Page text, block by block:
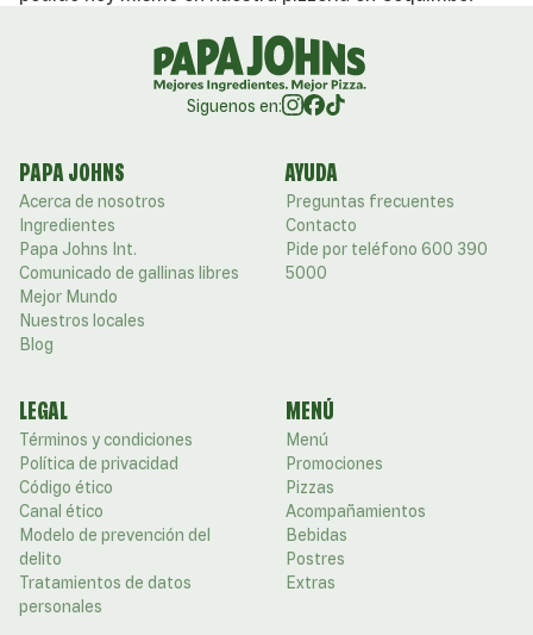
Siguenos en:
PAPA JOHNS
Acerca de nosotros
Ingredientes
Papa Johns Int.
Comunicado de gallinas libres
Mejor Mundo
Nuestros locales
Blog
AYUDA
Preguntas frecuentes
Contacto
Pide por teléfono 600 390
5000
LEGAL
Términos y condiciones
Política de privacidad
Código ético
Canal ético
Modelo de prevención del
delito
Tratamientos de datos
personales
MENÚ
Menú
Promociones
Pizzas
Acompañamientos
Bebidas
Postres
Extras